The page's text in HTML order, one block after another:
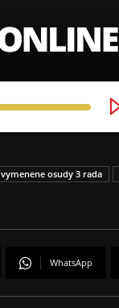
vymenene osudy 3 rada
WhatsApp